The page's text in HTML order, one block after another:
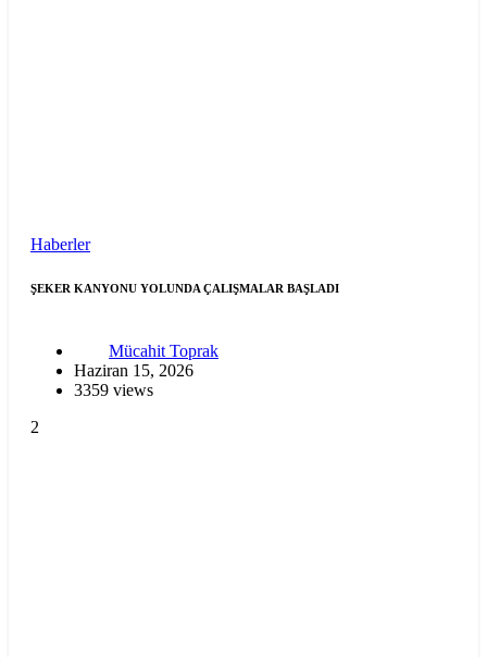
Haberler
ŞEKER KANYONU YOLUNDA ÇALIŞMALAR BAŞLADI
Mücahit Toprak
Haziran 15, 2026
3359 views
2